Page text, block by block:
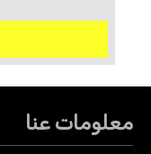
معلومات عنا